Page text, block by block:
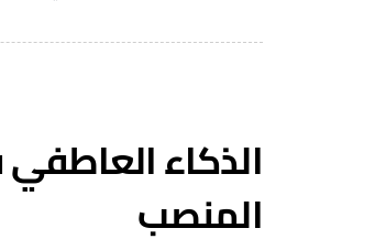
الذكاء العاطفي
المنصب